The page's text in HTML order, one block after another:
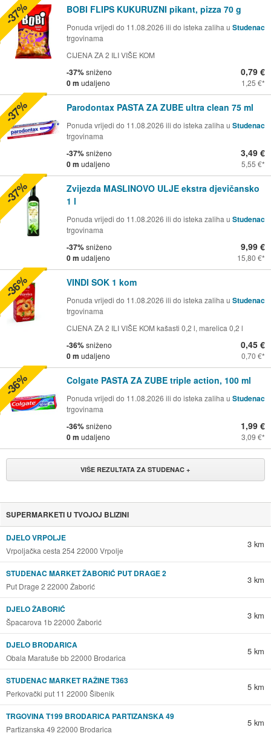
BOBI FLIPS KUKURUZNI pikant, pizza 70 g
Ponuda vrijedi do 11.08.2026 ili do isteka zaliha u Studenac
trgovinama
CIJENA ZA 2 ILI VIŠE KOM
-37%sniženo
0 m udaljeno
0,79 €
1,25 €
-37%
Parodontax PASTA ZA ZUBE ultra clean 75 ml
Ponuda vrijedi do 11.08.2026 ili do isteka zaliha u Studenac
trgovinama
-37%sniženo
0 m udaljeno
3,49 €
5,55 €
-37%
Zvijezda MASLINOVO ULJE ekstra djevičansko
1 l
Ponuda vrijedi do 11.08.2026 ili do isteka zaliha u Studenac
trgovinama
-37%sniženo
0 m udaljeno
9,99 €
15,80 €
-37%
VINDI SOK 1 kom
Ponuda vrijedi do 11.08.2026 ili do isteka zaliha u Studenac
trgovinama
CIJENA ZA 2 ILI VIŠE KOM kašasti 0,2 l, marelica 0,2 l
-36%sniženo
0 m udaljeno
0,45 €
0,70 €
-36%
Colgate PASTA ZA ZUBE triple action, 100 ml
Ponuda vrijedi do 11.08.2026 ili do isteka zaliha u Studenac
trgovinama
-36%sniženo
0 m udaljeno
1,99 €
3,09 €
-36%
VIŠE REZULTATA ZA STUDENAC +
SUPERMARKETI U TVOJOJ BLIZINI
DJELO VRPOLJE
Vrpoljačka cesta 254 22000 Vrpolje
3 km
STUDENAC MARKET ŽABORIĆ PUT DRAGE 2
Put Drage 2 22000 Žaborić
3 km
DJELO ŽABORIĆ
Špacarova 1b 22000 Žaborić
3 km
DJELO BRODARICA
Obala Maratuše bb 22000 Brodarica
5 km
STUDENAC MARKET RAŽINE T363
Perkovački put 11 22000 Šibenik
5 km
TRGOVINA T199 BRODARICA PARTIZANSKA 49
Partizanska 49 22000 Brodarica
5 km